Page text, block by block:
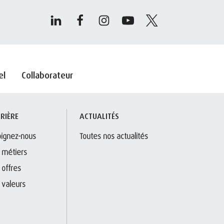
Collaborateur
nous
métiers
offres
valeurs
ACTUALITÉS
Toutes nos actualités